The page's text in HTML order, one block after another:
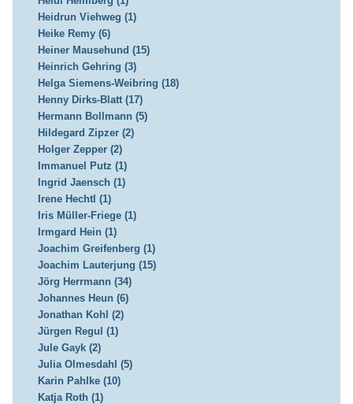
Heidrun Viehweg (1)
Heike Remy (6)
Heiner Mausehund (15)
Heinrich Gehring (3)
Helga Siemens-Weibring (18)
Henny Dirks-Blatt (17)
Hermann Bollmann (5)
Hildegard Zipzer (2)
Holger Zepper (2)
Immanuel Putz (1)
Ingrid Jaensch (1)
Irene Hechtl (1)
Iris Müller-Friege (1)
Irmgard Hein (1)
Joachim Greifenberg (1)
Joachim Lauterjung (15)
Jörg Herrmann (34)
Johannes Heun (6)
Jonathan Kohl (2)
Jürgen Regul (1)
Jule Gayk (2)
Julia Olmesdahl (5)
Karin Pahlke (10)
Katja Roth (1)